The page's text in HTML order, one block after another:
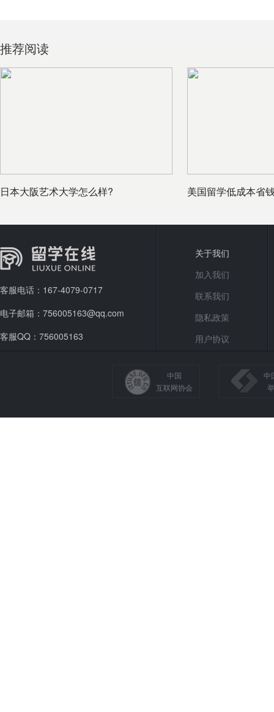
推荐阅读
日本大阪艺术大学怎么样?
美国留学低成本省
客服电话：167-4079-0717
电子邮箱：756005163@qq.com
客服QQ：756005163
关于我们
加入我们
联系我们
隐私政策
用户协议
中国
互联网协会
中